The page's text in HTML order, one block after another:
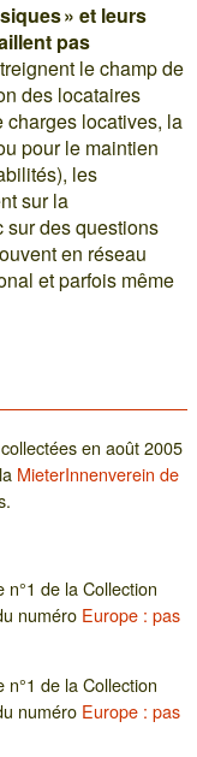
» et leurs
pas
le champ de
des locataires
charges locatives, la
pour le maintien
les
sur la
sur des questions
en réseau
et parfois même
en août 2005
MieterInnenverein de
de la Collection
numéro Europe : pas
de la Collection
numéro Europe : pas